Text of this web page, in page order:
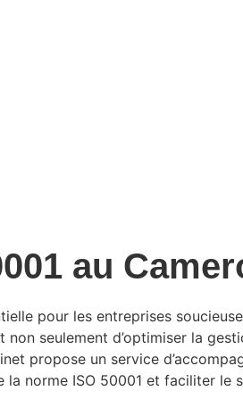
au
pour les entreprises
seulement d’optimiser la
propose un service
norme ISO 50001 et faciliter